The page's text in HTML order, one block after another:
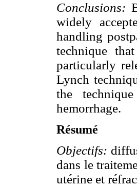
Conclusions:
widely
handling
technique
particularly
Lynch
the
hemorrhage.
Résumé
Objectifs:
dans le
utérine et